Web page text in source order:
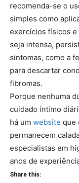
recomenda-se o
simples como
exercícios físicos e
seja intensa,
sintomas, como a
para descartar
fibromas.
Porque nenhuma
cuidado íntimo
há um website que
permanecem
especialistas em
anos de
Share this: